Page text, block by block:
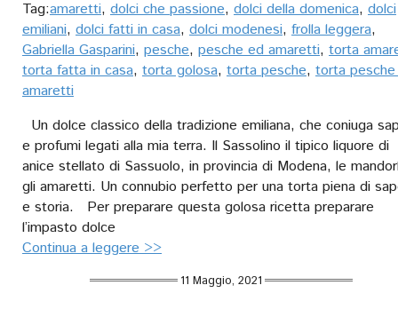
Tag:amaretti, dolci che passione, dolci della domenica, dolci
emiliani, dolci fatti in casa, dolci modenesi, frolla leggera,
Gabriella Gasparini, pesche, pesche ed amaretti, torta
torta fatta in casa, torta golosa, torta pesche, torta
amaretti
Un dolce classico della tradizione emiliana, che coniuga
e profumi legati alla mia terra. Il Sassolino il tipico liquore di
anice stellato di Sassuolo, in provincia di Modena, le
gli amaretti. Un connubio perfetto per una torta piena di
e storia. Per preparare questa golosa ricetta preparare
l’impasto dolce
Continua a leggere >>
11 Maggio, 2021